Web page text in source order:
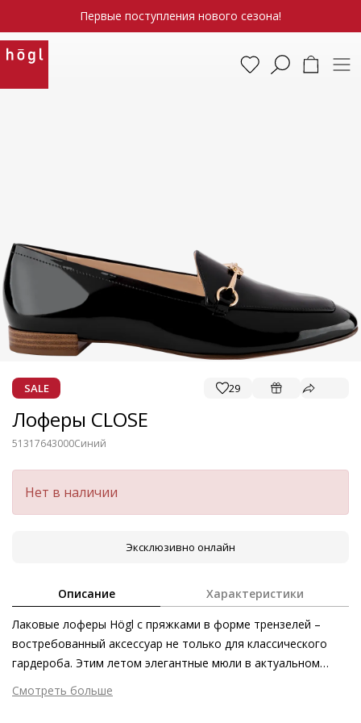
Первые поступления нового сезона!
SALE 29
Лоферы CLOSE
51317643000Синий
Нет в наличии
Эксклюзивно онлайн
Описание Характеристики
Лаковые лоферы Högl с пряжками в форме трензелей –
востребованный аксессуар не только для классического
гардероба. Этим летом элегантные мюли в актуальном
сегодня стиле денди – аксессуар абсолютно необходимый,
особенно в комбинации со свободными струящимися
Смотреть больше